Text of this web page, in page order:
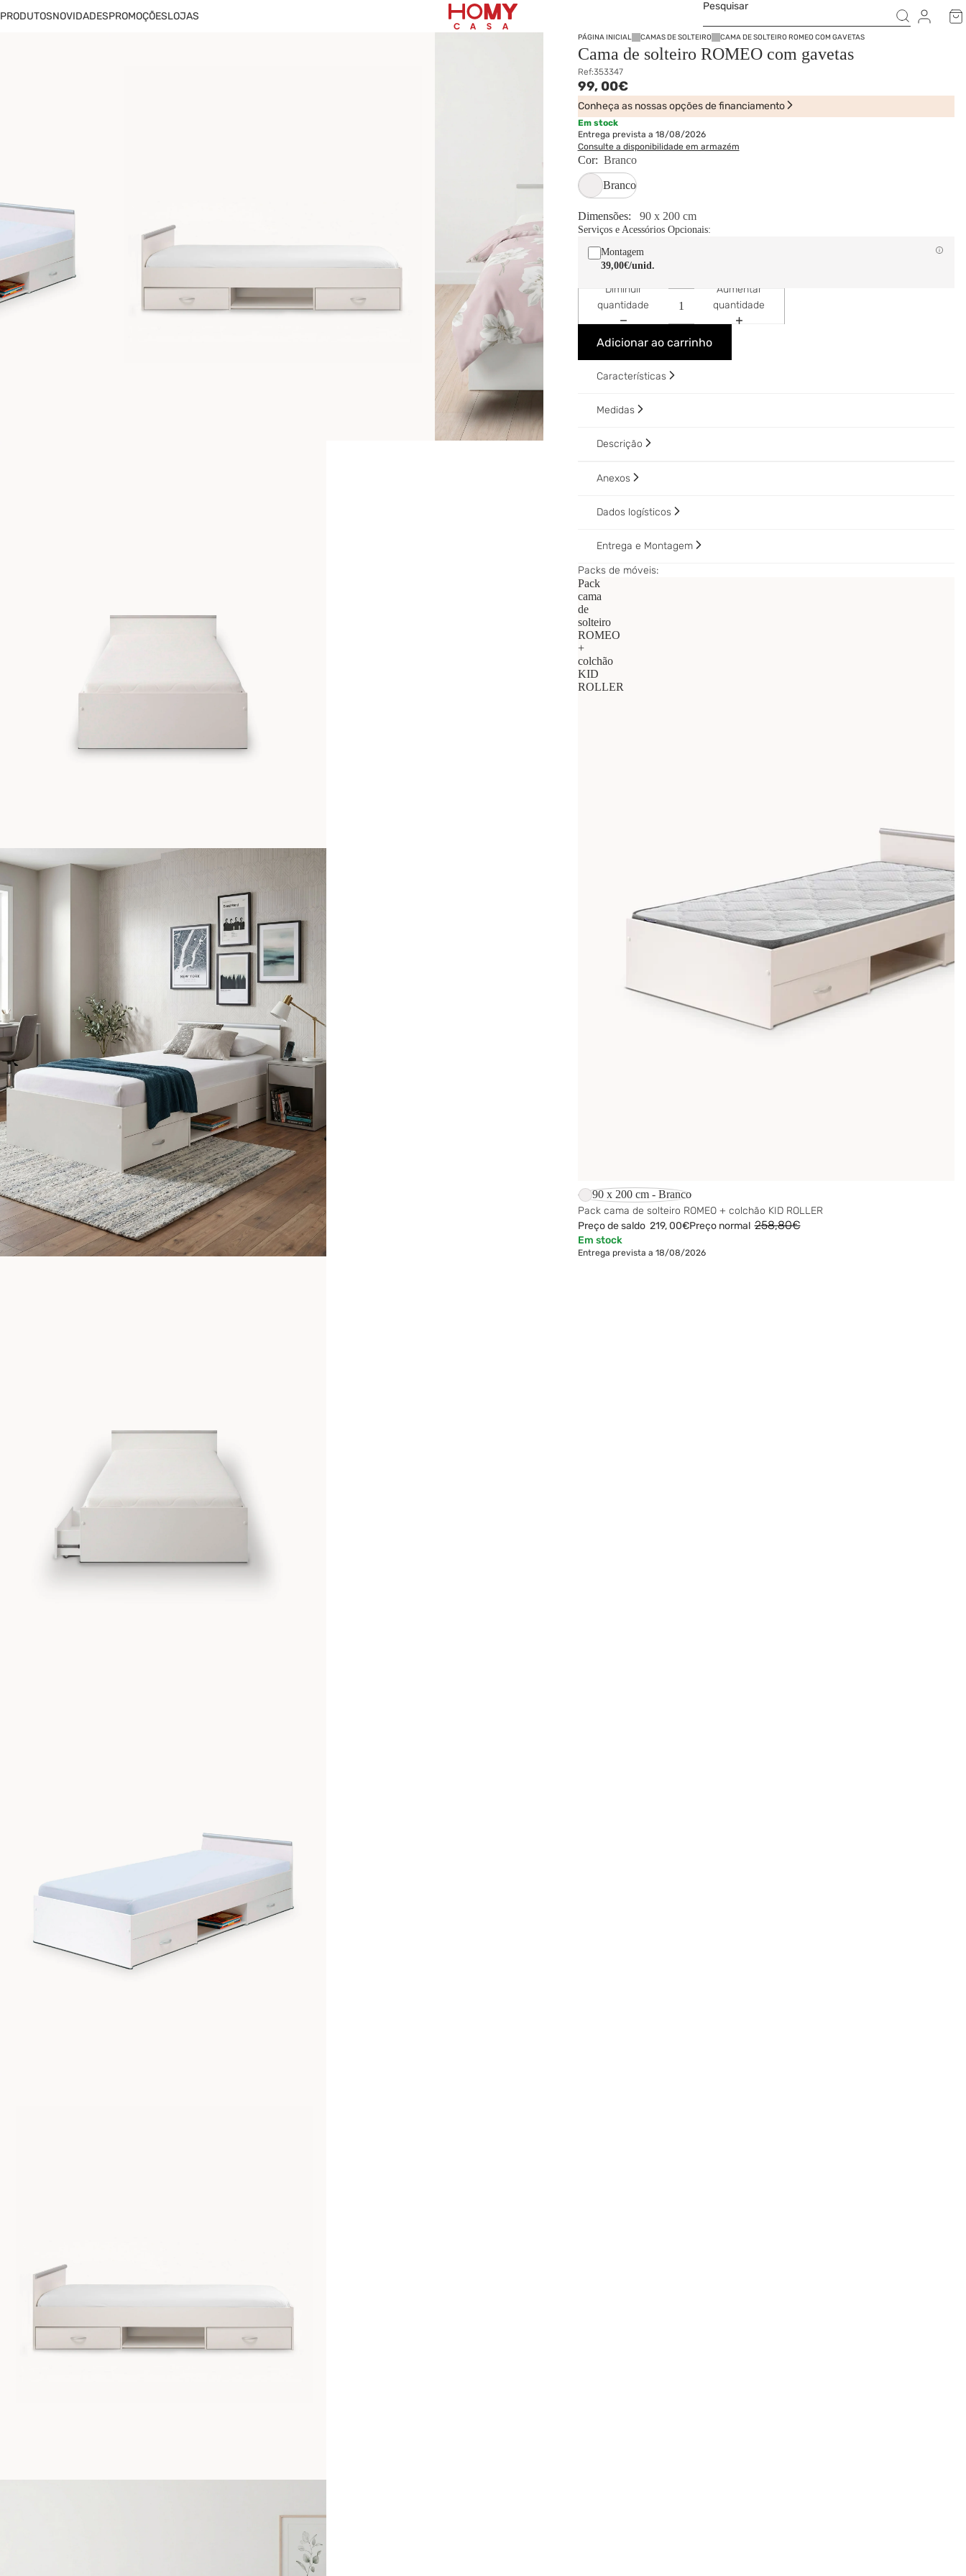
PRODUTOSNOVIDADESPROMOÇÕESLOJAS
Pesquisar
PÁGINA INICIAL CAMAS DE SOLTEIRO CAMA DE SOLTEIRO ROMEO COM GAVETAS
Cama de solteiro ROMEO com gavetas
Ref:353347
99, 00€
Conheça as nossas opções de financiamento
Em stock
Entrega prevista a 18/08/2026
Consulte a disponibilidade em armazém
Cor: Branco
Branco
Dimensões: 90 x 200 cm
Serviços e Acessórios Opcionais:
Montagem
39,00€/unid.
Diminuir
quantidade
Aumentar
quantidade
Adicionar ao carrinho
Características
Medidas
Descrição
Anexos
Dados logísticos
Entrega e Montagem
Packs de móveis:
Pack
cama
de
solteiro
ROMEO
+
colchão
KID
ROLLER
-15%
90 x 200 cm - Branco
Pack cama de solteiro ROMEO + colchão KID ROLLER
Preço de saldo 219,00€Preço normal 258,80€
Em stock
Entrega prevista a 18/08/2026